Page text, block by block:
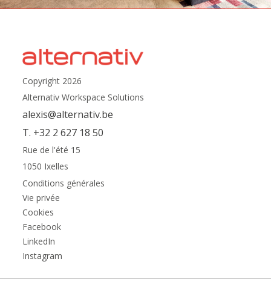
Copyright 2026
Alternativ Workspace Solutions
alexis@alternativ.be
T. +32 2 627 18 50
Rue de l'été 15
1050 Ixelles
Conditions générales
Vie privée
Cookies
Facebook
LinkedIn
Instagram